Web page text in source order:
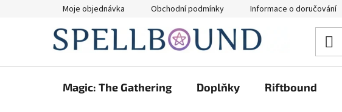
Moje objednávka Obchodní podmínky Informace o doručování
Magic: The Gathering Doplňky Riftbound